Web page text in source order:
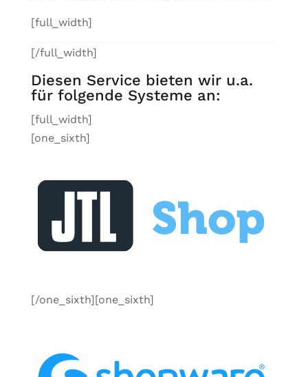
[full_width]
[/full_width]
Diesen Service bieten wir u.a.
für folgende Systeme an:
[full_width]
[one_sixth]
[/one_sixth][one_sixth]